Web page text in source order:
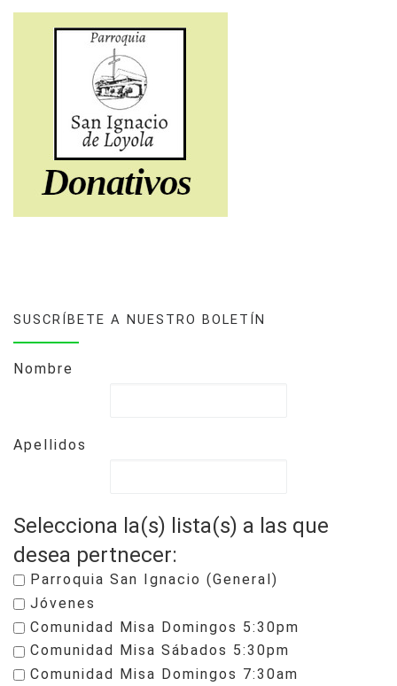
SUSCRÍBETE A NUESTRO BOLETÍN
Nombre
Apellidos
Selecciona la(s) lista(s) a las que
desea pertnecer:
Parroquia San Ignacio (General)
Jóvenes
Comunidad Misa Domingos 5:30pm
Comunidad Misa Sábados 5:30pm
Comunidad Misa Domingos 7:30am